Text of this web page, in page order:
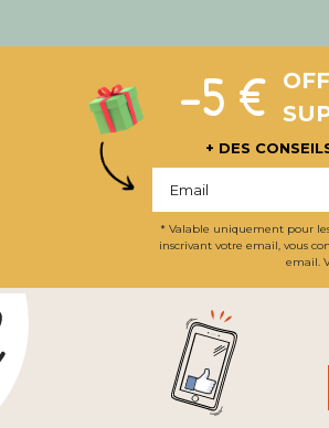
-5 €
+ DES
* Valable uniquement pour
inscrivant votre email, vous
email.